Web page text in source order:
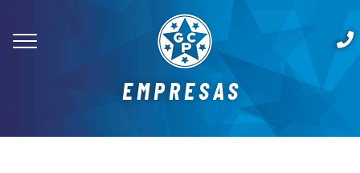
EMPRESAS